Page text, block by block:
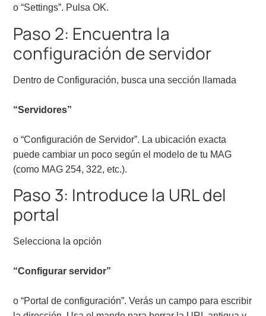
o “Settings”. Pulsa OK.
Paso 2: Encuentra la
configuración de servidor
Dentro de Configuración, busca una sección llamada
“Servidores”
o “Configuración de Servidor”. La ubicación exacta
puede cambiar un poco según el modelo de tu MAG
(como MAG 254, 322, etc.).
Paso 3: Introduce la URL del
portal
Selecciona la opción
“Configurar servidor”
o “Portal de configuración”. Verás un campo para escribir